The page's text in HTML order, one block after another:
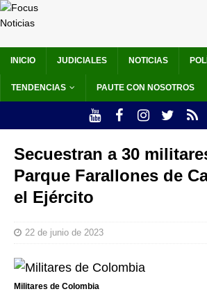
INICIO JUDICIALES NOTICIAS
TENDENCIAS PAUTE CON NOSOTROS
Secuestran a 30
Parque Farallones de
el Ejército
22 de junio de 2023
Militares de Colombia